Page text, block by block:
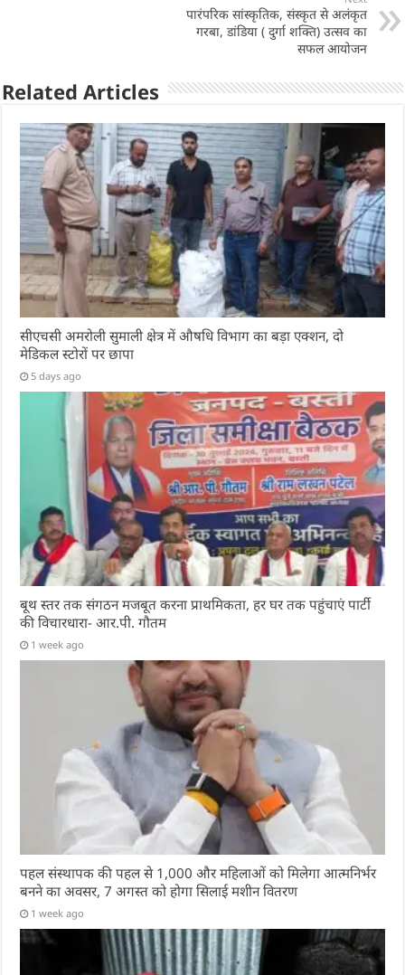
पारंपरिक सांस्कृतिक, संस्कृत से अलंकृत
गरबा, डांडिया ( दुर्गा शक्ति) उत्सव का
सफल आयोजन
Related Articles
सीएचसी अमरोली सुमाली क्षेत्र में औषधि विभाग का बड़ा एक्शन, दो
मेडिकल स्टोरों पर छापा
5 days ago
बूथ स्तर तक संगठन मजबूत करना प्राथमिकता, हर घर तक पहुंचाएं पार्टी
की विचारधारा- आर.पी. गौतम
1 week ago
पहल संस्थापक की पहल से 1,000 और महिलाओं को मिलेगा आत्मनिर्भर
बनने का अवसर, 7 अगस्त को होगा सिलाई मशीन वितरण
1 week ago